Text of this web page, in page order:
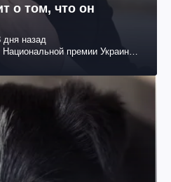
о том, что он
дня назад
премии Украины